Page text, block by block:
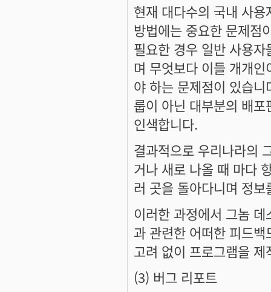
현재 대다수의 국내 사
방법에는 중요한 문제
필요한 경우 일반 사용
며 무엇보다 이들 개개
야 하는 문제점이 있습
룹이 아닌 대부분의 배
인색합니다.
결과적으로 우리나라의
거나 새로 나올 때 마다
러 곳을 돌아다니며 정
이러한 과정에서 그놈
과 관련한 어떠한 피드
고려 없이 프로그램을
(3) 버그 리포트